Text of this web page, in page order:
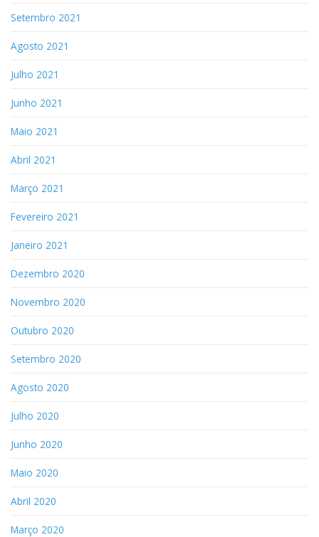
Setembro 2021
Agosto 2021
Julho 2021
Junho 2021
Maio 2021
Abril 2021
Março 2021
Fevereiro 2021
Janeiro 2021
Dezembro 2020
Novembro 2020
Outubro 2020
Setembro 2020
Agosto 2020
Julho 2020
Junho 2020
Maio 2020
Abril 2020
Março 2020